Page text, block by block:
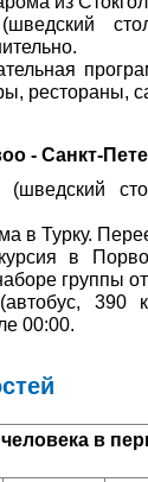
рестораны,
- Санкт-
в Турку.
в
группы
00:00.
в